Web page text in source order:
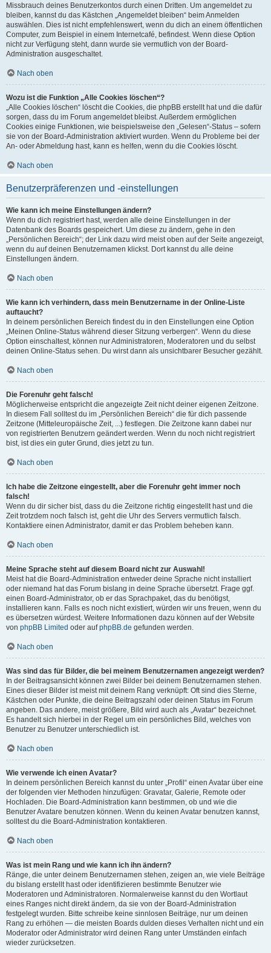
Missbrauch deines Benutzerkontos durch einen Dritten. Um angemeldet zu
bleiben, kannst du das Kästchen „Angemeldet bleiben“ beim Anmelden
auswählen. Dies ist nicht empfehlenswert, wenn du dich an einem öffentlichen
Computer, zum Beispiel in einem Internetcafé, befindest. Wenn diese Option
nicht zur Verfügung steht, dann wurde sie vermutlich von der Board-
Administration ausgeschaltet.
Nach oben
Wozu ist die Funktion „Alle Cookies löschen“?
„Alle Cookies löschen“ löscht die Cookies, die phpBB erstellt hat und die dafür
sorgen, dass du im Forum angemeldet bleibst. Außerdem ermöglichen
Cookies einige Funktionen, wie beispielsweise den „Gelesen“-Status – sofern
sie von der Board-Administration aktiviert wurden. Wenn du Probleme bei der
An- oder Abmeldung hast, kann es helfen, wenn du die Cookies löscht.
Nach oben
Benutzerpräferenzen und -einstellungen
Wie kann ich meine Einstellungen ändern?
Wenn du dich registriert hast, werden alle deine Einstellungen in der
Datenbank des Boards gespeichert. Um diese zu ändern, gehe in den
„Persönlichen Bereich“; der Link dazu wird meist oben auf der Seite angezeigt,
wenn du auf deinen Benutzernamen klickst. Dort kannst du alle deine
Einstellungen ändern.
Nach oben
Wie kann ich verhindern, dass mein Benutzername in der Online-Liste
auftaucht?
In deinem persönlichen Bereich findest du in den Einstellungen eine Option
„Meinen Online-Status während dieser Sitzung verbergen“. Wenn du diese
Option einschaltest, können nur Administratoren, Moderatoren und du selbst
deinen Online-Status sehen. Du wirst dann als unsichtbarer Besucher gezählt.
Nach oben
Die Forenuhr geht falsch!
Möglicherweise entspricht die angezeigte Zeit nicht deiner eigenen Zeitzone.
In diesem Fall solltest du im „Persönlichen Bereich“ die für dich passende
Zeitzone (Mitteleuropäische Zeit, ...) festlegen. Die Zeitzone kann dabei nur
von registrierten Benutzern geändert werden. Wenn du noch nicht registriert
bist, ist dies ein guter Grund, dies jetzt zu tun.
Nach oben
Ich habe die Zeitzone eingestellt, aber die Forenuhr geht immer noch
falsch!
Wenn du dir sicher bist, dass du die Zeitzone richtig eingestellt hast und die
Zeit trotzdem noch falsch ist, geht die Uhr des Servers vermutlich falsch.
Kontaktiere einen Administrator, damit er das Problem beheben kann.
Nach oben
Meine Sprache steht auf diesem Board nicht zur Auswahl!
Meist hat die Board-Administration entweder deine Sprache nicht installiert
oder niemand hat das Forum bislang in deine Sprache übersetzt. Frage ggf.
einen Board-Administrator, ob er das Sprachpaket, das du benötigst,
installieren kann. Falls es noch nicht existiert, würden wir uns freuen, wenn du
es übersetzen würdest. Weitere Informationen dazu können auf der Website
von phpBB Limited oder aufphpBB.de gefunden werden.
Nach oben
Was sind das für Bilder, die bei meinem Benutzernamen angezeigt werden?
In der Beitragsansicht können zwei Bilder bei deinem Benutzernamen stehen.
Eines dieser Bilder ist meist mit deinem Rang verknüpft: Oft sind dies Sterne,
Kästchen oder Punkte, die deine Beitragszahl oder deinen Status im Forum
angeben. Das andere, meist größere, Bild wird auch als „Avatar“ bezeichnet.
Es handelt sich hierbei in der Regel um ein persönliches Bild, welches von
Benutzer zu Benutzer unterschiedlich ist.
Nach oben
Wie verwende ich einen Avatar?
In deinem persönlichen Bereich kannst du unter „Profil“ einen Avatar über eine
der folgenden vier Methoden hinzufügen: Gravatar, Galerie, Remote oder
Hochladen. Die Board-Administration kann bestimmen, ob und wie die
Benutzer Avatare benutzen können. Wenn du keinen Avatar benutzen kannst,
solltest du die Board-Administration kontaktieren.
Nach oben
Was ist mein Rang und wie kann ich ihn ändern?
Ränge, die unter deinem Benutzernamen stehen, zeigen an, wie viele Beiträge
du bislang erstellt hast oder identifizieren bestimmte Benutzer wie
Moderatoren und Administratoren. Normalerweise kannst du den Wortlaut
eines Ranges nicht direkt ändern, da sie von der Board-Administration
festgelegt wurden. Bitte schreibe keine sinnlosen Beiträge, nur um deinen
Rang zu erhöhen — die meisten Boards dulden dieses Verhalten nicht und ein
Moderator oder Administrator wird deinen Rang unter Umständen einfach
wieder zurücksetzen.